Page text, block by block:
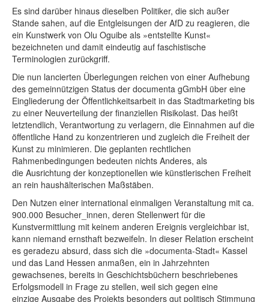
Es sind darüber hinaus dieselben Politiker, die sich außer
Stande sahen, auf die Entgleisungen der AfD zu reagieren, die
ein Kunstwerk von Olu Oguibe als »entstellte Kunst«
bezeichneten und damit eindeutig auf faschistische
Terminologien zurückgriff.
Die nun lancierten Überlegungen reichen von einer Aufhebung
des gemeinnützigen Status der documenta gGmbH über eine
Eingliederung der Öffentlichkeitsarbeit in das Stadtmarketing bis
zu einer Neuverteilung der finanziellen Risikolast. Das heißt
letztendlich, Verantwortung zu verlagern, die Einnahmen auf die
öffentliche Hand zu konzentrieren und zugleich die Freiheit der
Kunst zu minimieren. Die geplanten rechtlichen
Rahmenbedingungen bedeuten nichts Anderes, als
die Ausrichtung der konzeptionellen wie künstlerischen Freiheit
an rein haushälterischen Maßstäben.
Den Nutzen einer international einmaligen Veranstaltung mit ca.
900.000 Besucher_innen, deren Stellenwert für die
Kunstvermittlung mit keinem anderen Ereignis vergleichbar ist,
kann niemand ernsthaft bezweifeln. In dieser Relation erscheint
es geradezu absurd, dass sich die »documenta-Stadt« Kassel
und das Land Hessen anmaßen, ein in Jahrzehnten
gewachsenes, bereits in Geschichtsbüchern beschriebenes
Erfolgsmodell in Frage zu stellen, weil sich gegen eine
einzige Ausgabe des Projekts besonders gut politisch Stimmung